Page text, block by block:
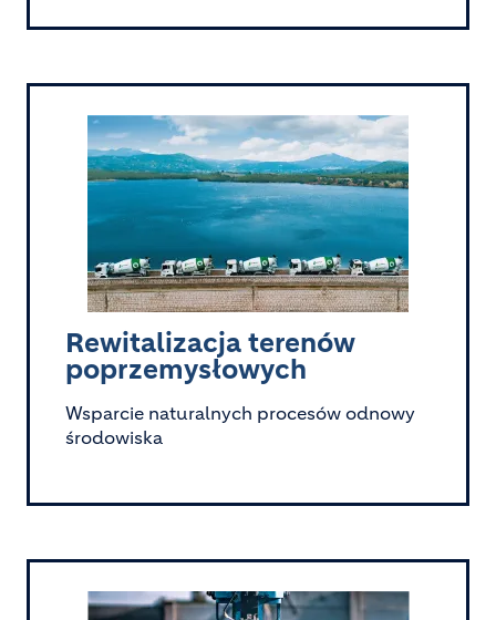
Image
Rewitalizacja terenów
poprzemysłowych
Wsparcie naturalnych procesów odnowy
środowiska
Image